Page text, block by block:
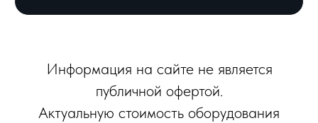
Информация на сайте не является
публичной офертой.
Актуальную стоимость оборудования